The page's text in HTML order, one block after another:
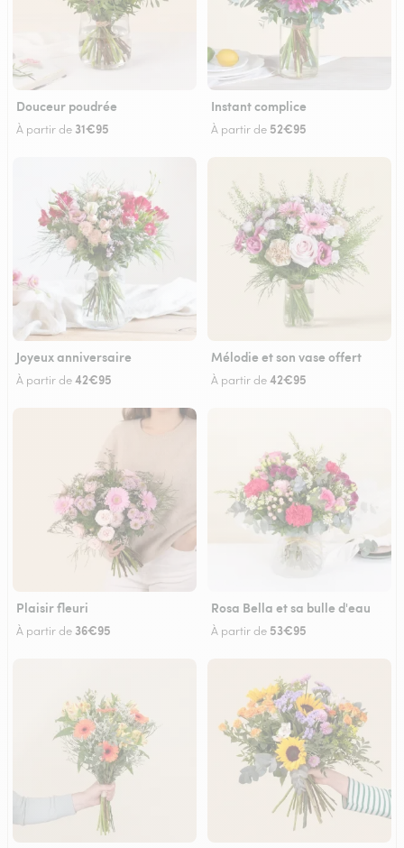
Douceur poudrée
À partir de 31€95
Instant complice
À partir de 52€95
Joyeux anniversaire
À partir de42€95
Mélodie et son vase offert
À partir de42€95
Plaisir fleuri
À partir de 36€95
Rosa Bella et sa bulle d'eau
À partir de 53€95